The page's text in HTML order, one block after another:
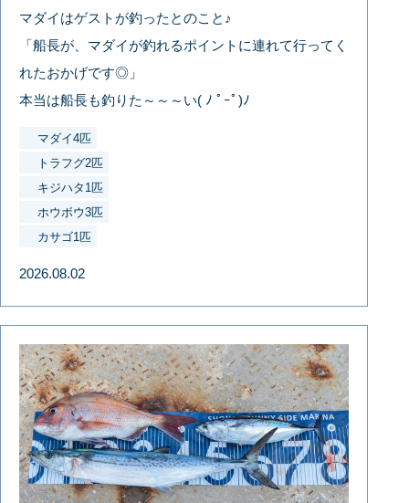
マダイはゲストが釣ったとのこと♪
「船長が、マダイが釣れるポイントに連れて行ってく
れたおかげです◎」
本当は船長も釣りた～～～い( ﾉ ﾟｰﾟ)ﾉ
マダイ4匹
トラフグ2匹
キジハタ1匹
ホウボウ3匹
カサゴ1匹
2026.08.02